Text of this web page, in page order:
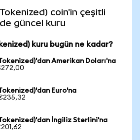
coin'in çeşitli
güncel kuru
kuru bugün ne kadar?
Amerikan Doları'na
Euro'na
İngiliz Sterlini'na